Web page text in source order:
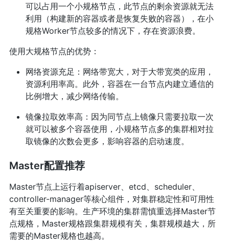
可以占用一个小规格节点，此节点的剩余资源就无法
利用（构建新的容器或者是恢复失败的容器），在小
规格Worker节点较多的情况下，存在资源浪费。
使用大规格节点的优势：
网络资源充足：网络带宽大，对于大带宽类的应用，
资源利用率高。此外，容器在一台节点内建立通信的
比例增大，减少网络传输。
镜像拉取效率高：因为同节点上镜像只需要拉取一次
就可以被多个容器使用，小规格节点多的集群相对拉
取镜像的次数会更多，影响容器的启动速度。
Master配置推荐
Master节点上运行着apiserver、etcd、scheduler、
controller-manager等核心组件，对集群稳定性和可用性
有至关重要的影响。生产环境的集群需慎重选择Master节
点规格，Master规格跟集群规模有关，集群规模越大，所
需要的Master规格也越高。